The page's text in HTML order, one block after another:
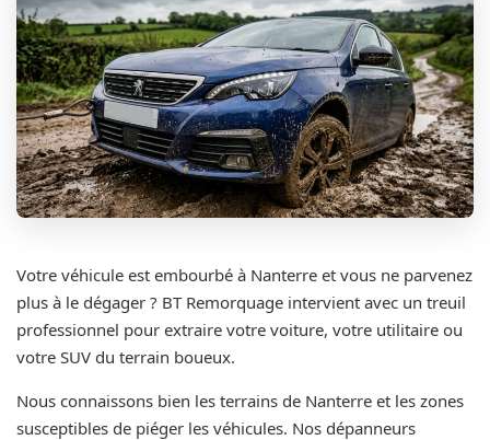
Votre véhicule est embourbé à Nanterre et vous ne parvenez
plus à le dégager ? BT Remorquage intervient avec un treuil
professionnel pour extraire votre voiture, votre utilitaire ou
votre SUV du terrain boueux.
Nous connaissons bien les terrains de Nanterre et les zones
susceptibles de piéger les véhicules. Nos dépanneurs